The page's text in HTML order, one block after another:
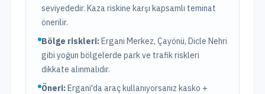
seviyededir. Kaza riskine karşı kapsamlı teminat
önerilir.
Bölge riskleri:Ergani Merkez, Çayönü, Dicle Nehri
gibi yoğun bölgelerde park ve trafik riskleri
dikkate alınmalıdır.
Öneri:Ergani'da araç kullanıyorsanız kasko +